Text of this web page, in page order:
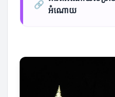
🔗
អំណោយ